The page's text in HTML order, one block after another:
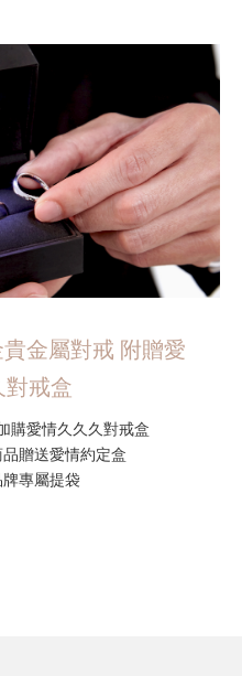
金屬對戒 附贈愛
對戒盒
購愛情久久久對戒盒
贈送愛情約定盒
專屬提袋